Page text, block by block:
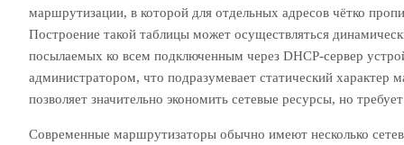
маршрутизации, в которой для отдельных адресов чётко
Построение такой таблицы может осуществляться
посылаемых ко всем подключенным через DHCP-сервер
администратором, что подразумевает статический характер
позволяет значительно экономить сетевые ресурсы, но
Современные маршрутизаторы обычно имеют несколько